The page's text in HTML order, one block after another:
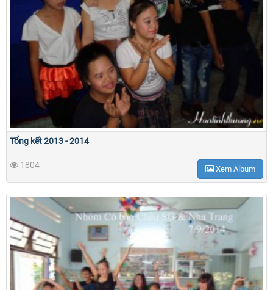
Tổng kết 2013 - 2014
1804 Xem Album